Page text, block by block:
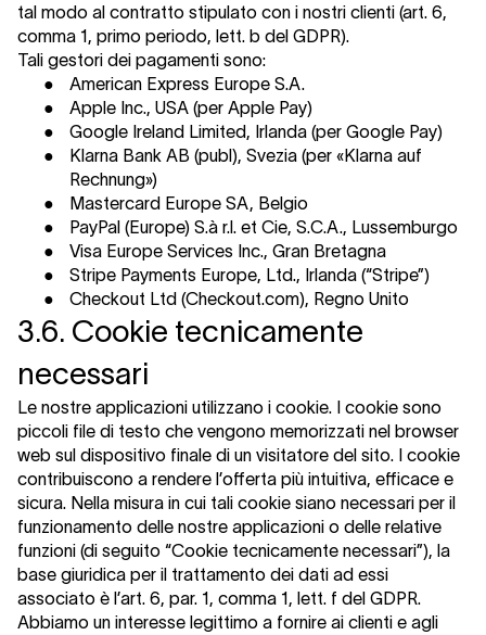
tal modo al contratto stipulato con i nostri clienti (art. 6,
comma 1, primo periodo, lett. b del GDPR).
Tali gestori dei pagamenti sono:
●
American Express Europe S.A.
●
Apple Inc., USA (per Apple Pay)
●
Google Ireland Limited, Irlanda (per Google Pay)
●
Klarna Bank AB (publ), Svezia (per «Klarna auf
Rechnung»)
●
Mastercard Europe SA, Belgio
●
PayPal (Europe) S.à r.l. et Cie, S.C.A., Lussemburgo
●
Visa Europe Services Inc., Gran Bretagna
●
Stripe Payments Europe, Ltd., Irlanda (“Stripe”)
●
Checkout Ltd (Checkout.com), Regno Unito
3.6. Cookie tecnicamente
necessari
Le nostre applicazioni utilizzano i cookie. I cookie sono
piccoli file di testo che vengono memorizzati nel browser
web sul dispositivo finale di un visitatore del sito. I cookie
contribuiscono a rendere l’offerta più intuitiva, efficace e
sicura. Nella misura in cui tali cookie siano necessari per il
funzionamento delle nostre applicazioni o delle relative
funzioni (di seguito “Cookie tecnicamente necessari”), la
base giuridica per il trattamento dei dati ad essi
associato è l’art. 6, par. 1, comma 1, lett. f del GDPR.
Abbiamo un interesse legittimo a fornire ai clienti e agli